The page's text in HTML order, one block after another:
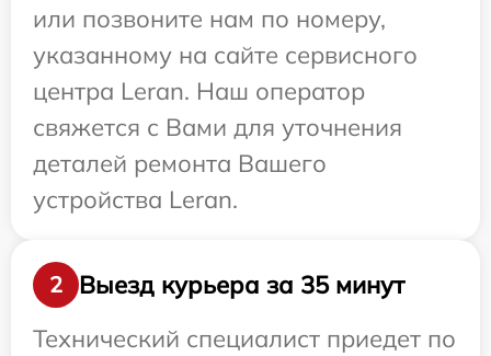
или позвоните нам по номеру,
указанному на сайте сервисного
центра Leran. Наш оператор
свяжется с Вами для уточнения
деталей ремонта Вашего
устройства Leran.
2
Выезд курьера за 35 минут
Технический специалист приедет по